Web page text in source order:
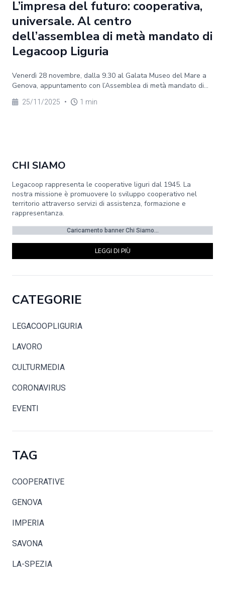
L’impresa del futuro: cooperativa,
universale. Al centro
dell’assemblea di metà mandato di
Legacoop Liguria
Venerdì 28 novembre, dalla 9.30 al Galata Museo del Mare a
Genova, appuntamento con l’Assemblea di metà mandato di...
25/11/2025 • 1 min
CHI SIAMO
Legacoop rappresenta le cooperative liguri dal 1945. La
nostra missione è promuovere lo sviluppo cooperativo nel
territorio attraverso servizi di assistenza, formazione e
rappresentanza.
Caricamento banner Chi Siamo...
LEGGI DI PIÙ
CATEGORIE
LEGACOOPLIGURIA
LAVORO
CULTURMEDIA
CORONAVIRUS
EVENTI
TAG
COOPERATIVE
GENOVA
IMPERIA
SAVONA
LA-SPEZIA